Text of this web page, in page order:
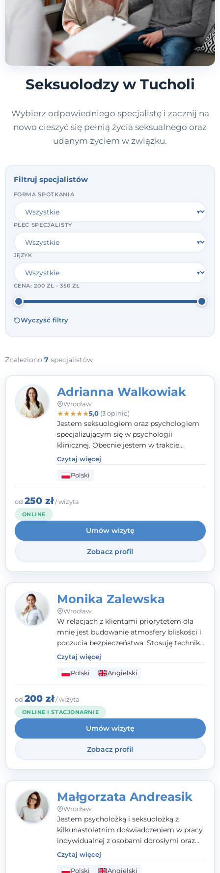
Seksuolodzy w Tucholi
Wybierz odpowiedniego specjalistę i zacznij na
nowo cieszyć się pełnią życia seksualnego oraz
udanym życiem w związku.
Filtruj specjalistów
FORMA SPOTKANIA
PŁEĆ SPECJALISTY
JĘZYK
CENA:200 ZŁ - 350 ZŁ
Wyczyść filtry
Znaleziono 7 specjalistów
Adrianna Walkowiak
Wrocław
★★★★★5,0(3 opinie)
Jestem seksuologiem oraz psychologiem
specjalizującym się w psychologii
klinicznej. Obecnie jestem w trakcie
szkolenia na psychoterapeutę
systemowego. Posiadam status członka
nadzwyczajnego Wielkopolskiego
TowarzystwaTerapii Systemowejoraz
należę do Polskiego Towarzystwa
pierwszym miejscu stawiam budowanie
atmosfery bezpieczeństwa i zrozumienia w
relacjach z Klientami. Istotna dla nie jest
również koncentracja na dostępnych
zasobach.
Czytaj więcej
Polski
od 250 zł/ wizyta
ONLINE
Umów wizytę
Zobacz profil
Monika Zalewska
Wrocław
W relacjach z klientami priorytetem dla
mnie jest budowanie atmosfery bliskości i
poczucia bezpieczeństwa. Stosuję techniki
poznawczo-behawioralne oraz metody,
które koncentrują się na rozwiązaniach
(TSR). Te polegają na osiąganiu
zamierzonych celów (doprowadzeniu do
rozwiązania trudnych sytuacji) poprzez
identyfikowanie i wzmacnianie zasobów
oraz mocnych stron klienta. W swojej
pracy korzystam także z metod dialogu
motywacyjnego itreningu uważności.
Czytaj więcej
Polski Angielski
od 200 zł/ wizyta
ONLINE I STACJONARNIE
Umów wizytę
Zobacz profil
Małgorzata Andreasik
Wrocław
Jestem psycholożką i seksuolożką z
kilkunastoletnim doświadczeniem w pracy
indywidualnej z osobami dorosłymi oraz
parami. Specjalizuję się w obszarze zdrowia
seksualnego, żałoby, kryzysów życiowych i
Czytaj więcej
Polski Angielski